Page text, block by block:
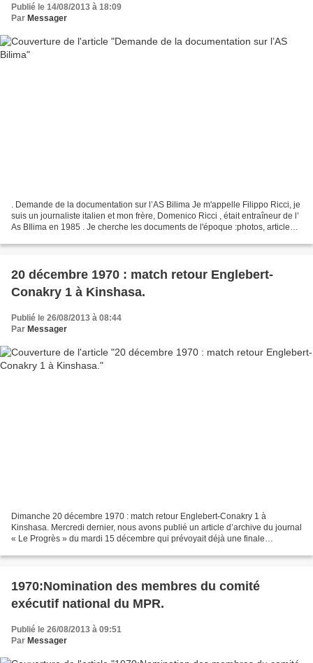
Publié le 14/08/2013 à 18:09
Par Messager
. Demande de la documentation sur l’AS Bilima Je m'appelle Filippo Ricci, je
suis un journaliste italien et mon frère, Domenico Ricci , était entraîneur de l’
As BIlima en 1985 . Je cherche les documents de l'époque :photos, articles,
20 décembre 1970 : match retour Englebert-
Conakry 1 à Kinshasa.
Publié le 26/08/2013 à 08:44
Par Messager
Dimanche 20 décembre 1970 : match retour Englebert-Conakry 1 à
Kinshasa. Mercredi dernier, nous avons publié un article d’archive du journal
« Le Progrès » du mardi 15 décembre qui prévoyait déjà une finale
1970:Nomination des membres du comité
exécutif national du MPR.
Publié le 26/08/2013 à 09:51
Par Messager